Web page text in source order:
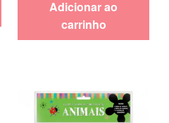
Adicionar ao
carrinho